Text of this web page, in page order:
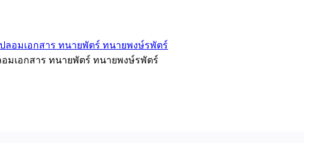
เอกสาร ทนายพัตร์ ทนายพงษ์รพัตร์